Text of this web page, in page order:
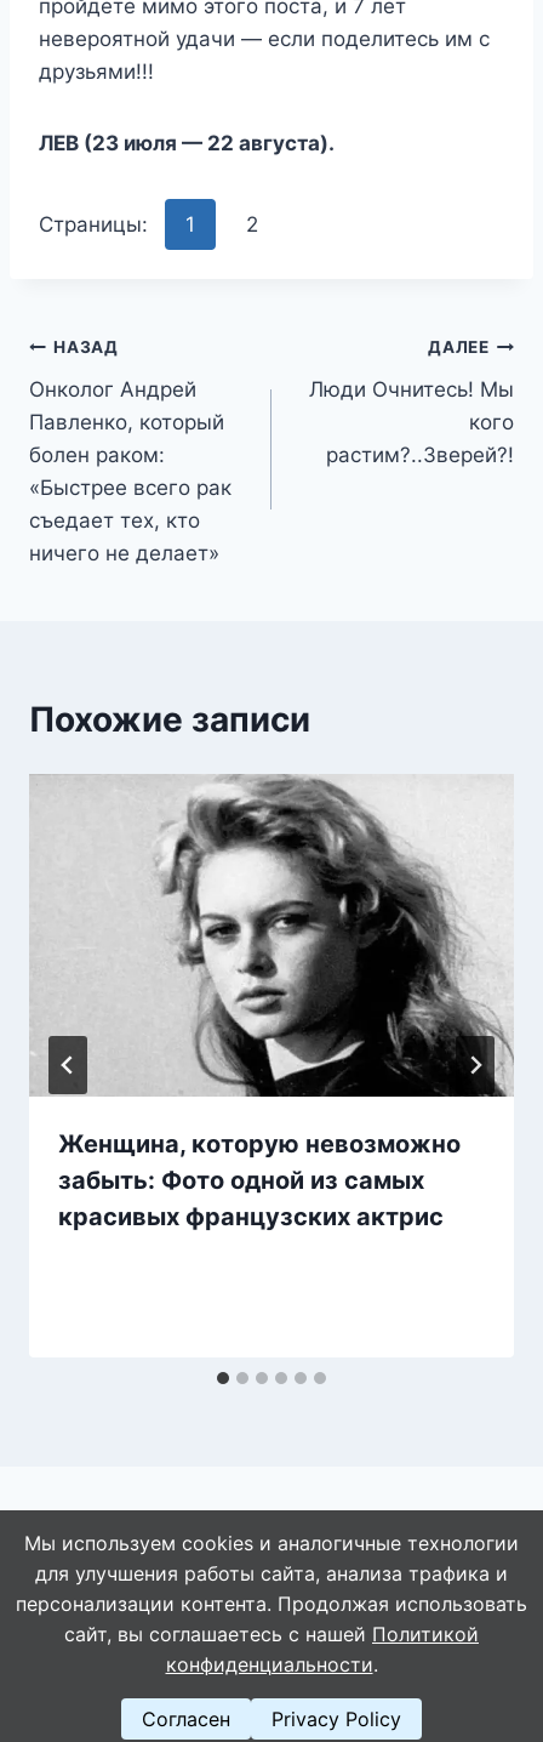
пройдете мимо этого поста, и 7 лет
невероятной удачи — если поделитесь им с
друзьями!!!
ЛЕВ (23 июля — 22 августа).
Страницы: 1 2
Навигация
по
записям
НАЗАД
Онколог Андрей
Павленко, который
болен раком:
«Быстрее всего рак
съедает тех, кто
ничего не делает»
ДАЛЕЕ
Люди Очнитесь! Мы
кого
растим?..Зверей?!
Похожие записи
Женщина, которую невозможно
забыть: Фото одной из самых
красивых французских актрис
© 2026 АбАлдеть!
Мы используем cookies и аналогичные технологии
для улучшения работы сайта, анализа трафика и
персонализации контента. Продолжая использовать
сайт, вы соглашаетесь с нашей Политикой
конфиденциальности.
Согласен Privacy Policy